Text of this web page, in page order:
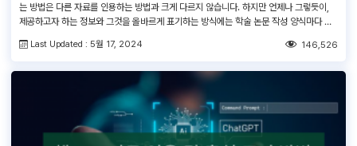
는 방법은 다른 자료를 인용하는 방법과 크게 다르지 않습니다. 하지만 언제나 그렇듯이,
제공하고자 하는 정보와 그것을 올바르게 표기하는 방식에는 학술 논문 작성 양식마다 미
(장)를 인용할 때는 항상 다음의 세부 정보를 포함합니다. […]
Last Updated : 5월 17, 2024 146,526